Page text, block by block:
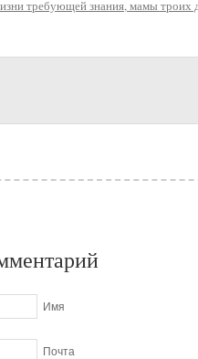
требующей знания, мамы троих
Имя
Почта